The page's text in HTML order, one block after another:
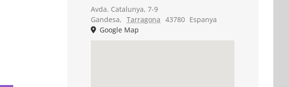
Avda. Catalunya, 7-9
Gandesa, Tarragona 43780 Espanya
Google Map